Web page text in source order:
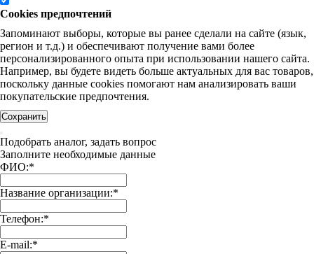
Cookies предпочтений
Запоминают выборы, которые вы ранее сделали на сайте (язык,
регион и т.д.) и обеспечивают получение вами более
персонализированного опыта при использовании нашего сайта.
Например, вы будете видеть больше актуальных для вас товаров,
поскольку данные cookies помогают нам анализировать ваши
покупательские предпочтения.
Сохранить
Подобрать аналог, задать вопрос
Заполните необходимые данные
ФИО:*
Название организации:*
Телефон:*
E-mail:*